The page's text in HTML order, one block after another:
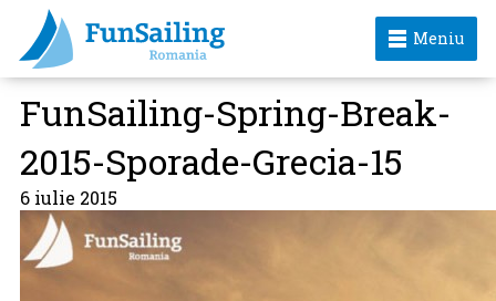
Meniu
FunSailing-Spring-Break-
2015-Sporade-Grecia-15
6 iulie 2015